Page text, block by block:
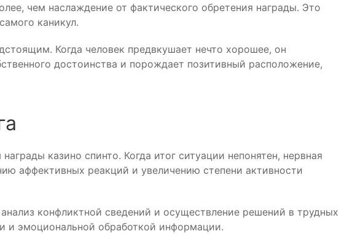
чем наслаждение от фактического обретения награды. Это
каникул.
Когда человек предвкушает нечто хорошее, он
достоинства и порождает позитивный расположение,
казино спинто. Когда итог ситуации непонятен, нервная
аффективных реакций и увеличению степени активности
конфликтной сведений и осуществление решений в трудных
и эмоциональной обработкой информации.